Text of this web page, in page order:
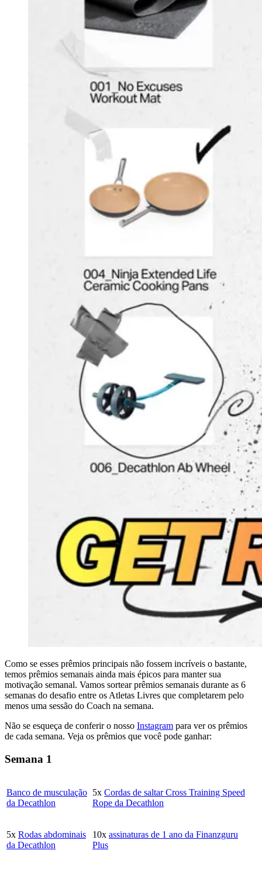
Como se esses prêmios principais não fossem incríveis o bastante,
temos prêmios semanais ainda mais épicos para manter sua
motivação semanal. Vamos sortear prêmios semanais durante as 6
semanas do desafio entre os Atletas Livres que completarem pelo
menos uma sessão do Coach na semana.
Não se esqueça de conferir o nosso Instagram para ver os prêmios
de cada semana. Veja os prêmios que você pode ganhar:
Semana 1
Banco de musculação
da Decathlon
5x Cordas de saltar Cross Training Speed
Rope da Decathlon
5x Rodas abdominais
da Decathlon
10x assinaturas de 1 ano da Finanzguru
Plus